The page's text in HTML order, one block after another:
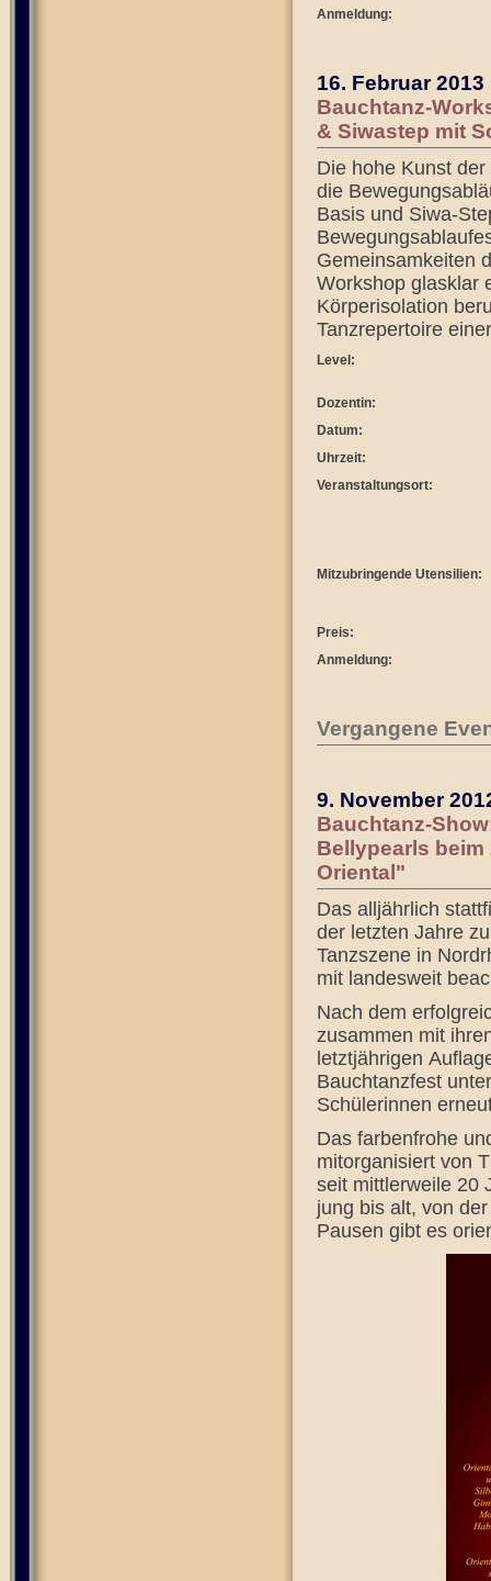
Anmeldung:
16. Februar 2013
Bauchtanz-
& Siwastep mit
Die hohe Kunst
die
Basis und Siwa-
Gemeinsamkeiten
Workshop glasklar
Körperisolation
Tanzrepertoire
Level:
Dozentin:
Datum:
Uhrzeit:
Veranstaltungsort:
Mitzubringende Utensilien:
Preis:
Anmeldung:
Vergangene
9. November
Bauchtanz-
Bellypearls
Oriental"
Das alljährlich
der letzten Jahre
Tanzszene in
mit landesweit
Nach dem
zusammen mit
letztjährigen
Bauchtanzfest
Schülerinnen
Das farbenfrohe
mitorganisiert von
seit mittlerweile 20
jung bis alt, von
Pausen gibt es